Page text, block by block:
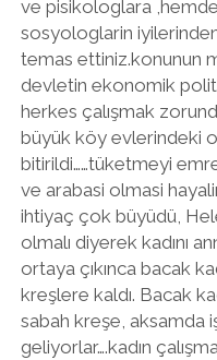
ve pisikologlara
sosyologlarin
temas ettiniz.konunun
devletin ekonomik
herkes çalışmak
büyük köy evlerindeki
bitirildi……tüketmeyi
ve arabasi olmasi
ihtiyaç çok büyüdü,
olmalı diyerek kadını
ortaya çıkınca bacak
kreşlere kaldı. Bacak
sabah kreşe, aksamda
geliyorlar….kadın